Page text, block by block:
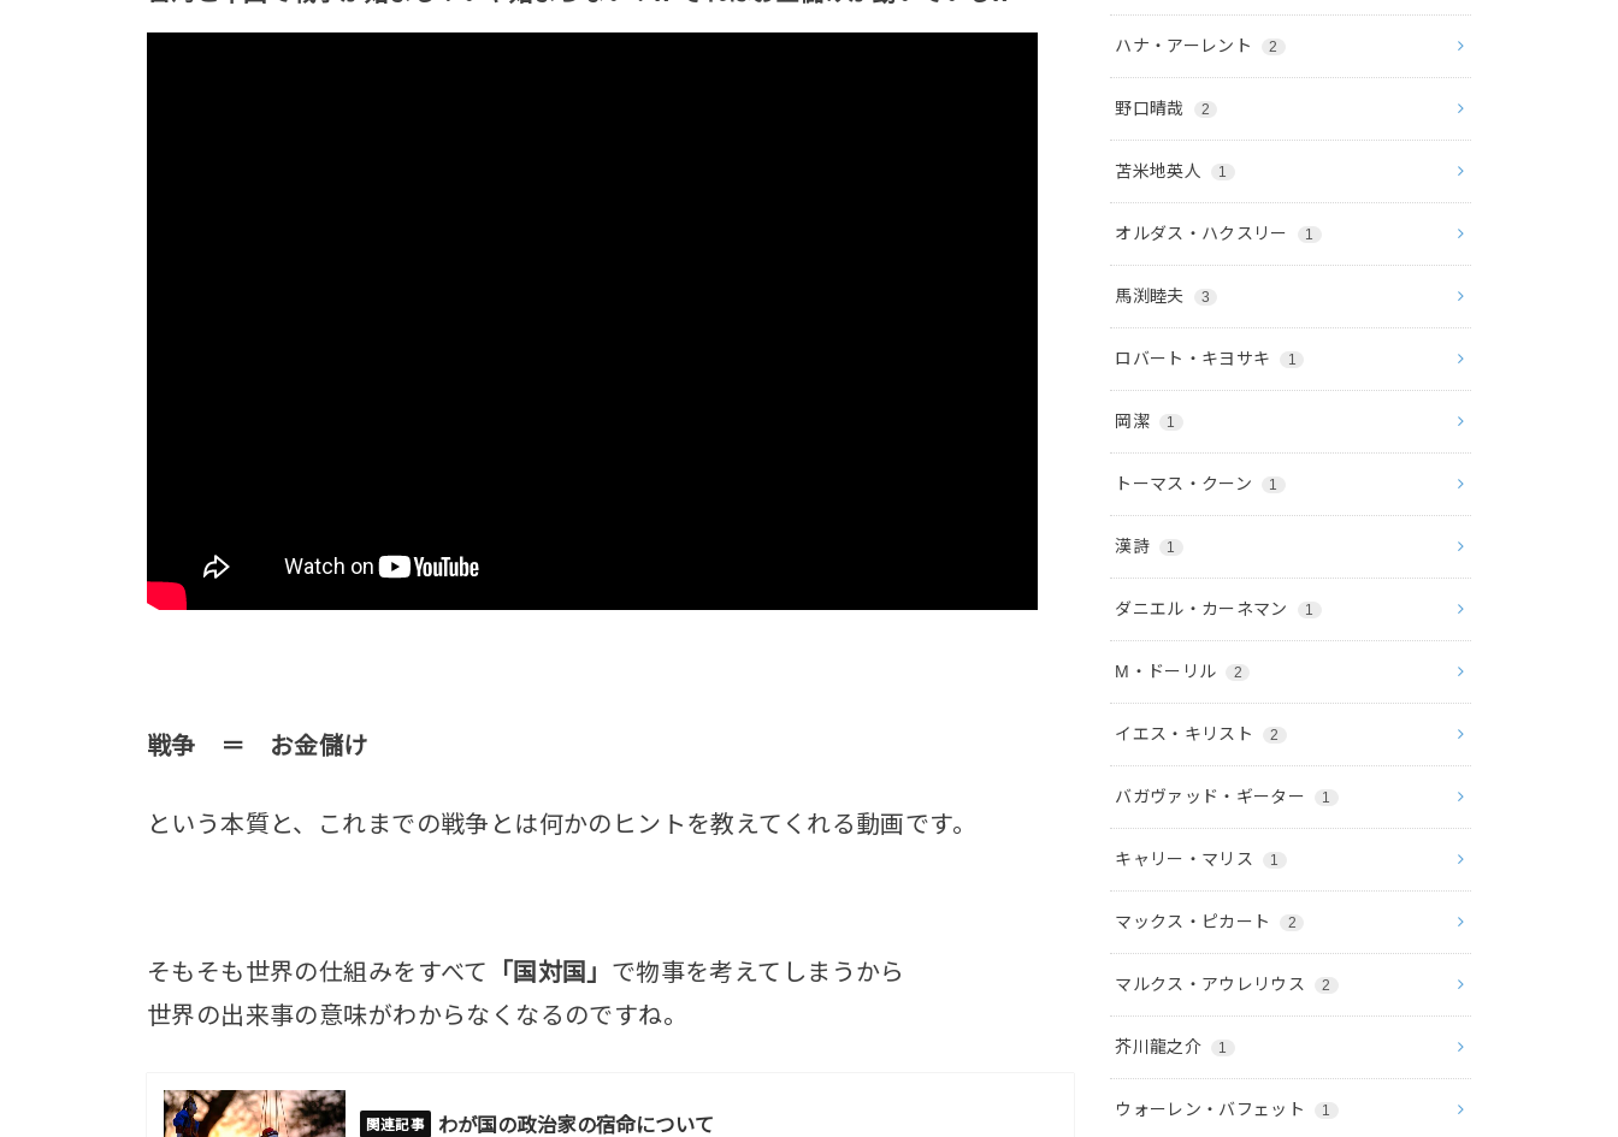
戦争 ＝ お金儲け
という本質と、これまでの戦争とは何かのヒントを教えてくれる動画です。
そもそも世界の仕組みをすべて 「国対国」 で物事を考えてしまうから
世界の出来事の意味がわからなくなるのですね。
わが国の政治家の宿命について
ハナ・アーレント 2
野口晴哉 2
苫米地英人 1
オルダス・ハクスリー 1
馬渕睦夫 3
ロバート・キヨサキ 1
岡潔 1
トーマス・クーン 1
漢詩 1
ダニエル・カーネマン 1
M・ドーリル 2
イエス・キリスト 2
バガヴァッド・ギーター 1
キャリー・マリス 1
マックス・ピカート 2
マルクス・アウレリウス 2
芥川龍之介 1
ウォーレン・バフェット 1